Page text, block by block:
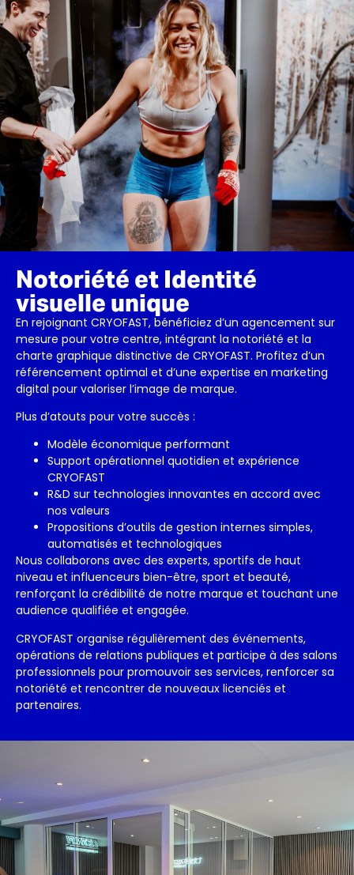
Notoriété et Identité
visuelle unique
En rejoignant CRYOFAST, bénéficiez d’un agencement sur
mesure pour votre centre, intégrant la notoriété et la
charte graphique distinctive de CRYOFAST. Profitez d’un
référencement optimal et d’une expertise en marketing
digital pour valoriser l’image de marque.
Plus d’atouts pour votre succès :
Modèle économique performant
Support opérationnel quotidien et expérience
CRYOFAST
R&D sur technologies innovantes en accord avec
nos valeurs
Propositions d’outils de gestion internes simples,
automatisés et technologiques
Nous collaborons avec des experts, sportifs de haut
niveau et influenceurs bien-être, sport et beauté,
renforçant la crédibilité de notre marque et touchant une
audience qualifiée et engagée.
CRYOFAST organise régulièrement des événements,
opérations de relations publiques et participe à des salons
professionnels pour promouvoir ses services, renforcer sa
notoriété et rencontrer de nouveaux licenciés et
partenaires.